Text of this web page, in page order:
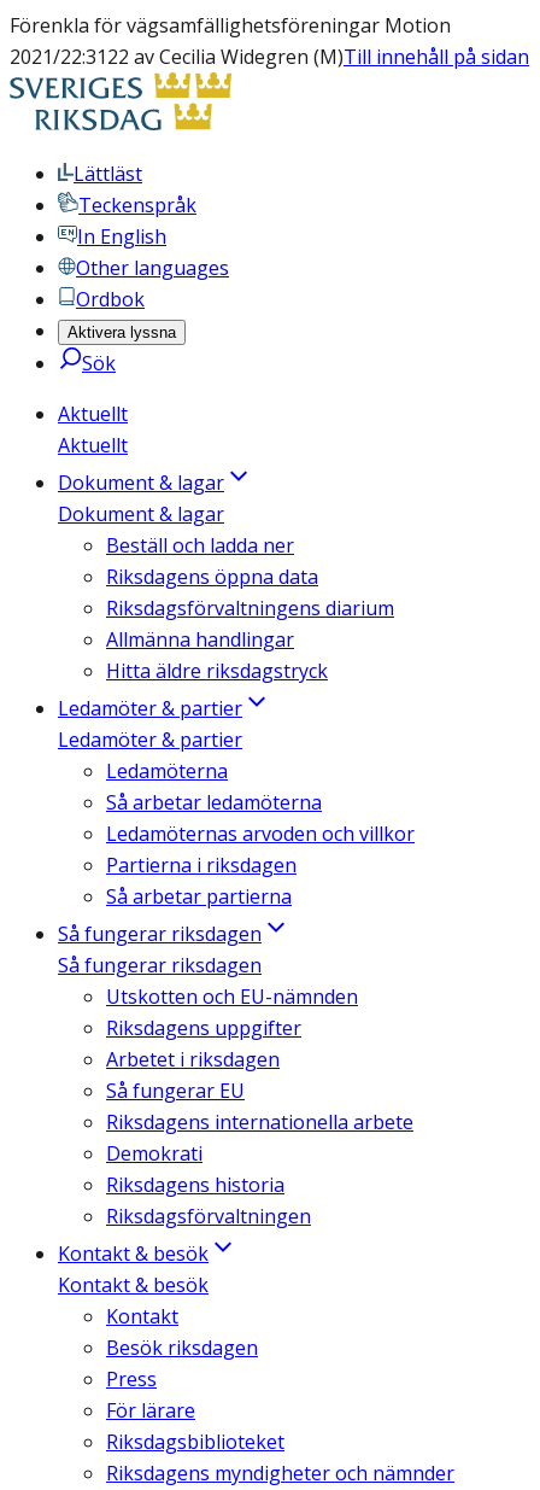
Förenkla för vägsamfällighetsföreningar Motion
2021/22:3122 av Cecilia Widegren (M)Till innehåll på sidan
Lättläst
Teckenspråk
In English
Other languages
Ordbok
Aktivera lyssna
Sök
Aktuellt
Aktuellt
Dokument & lagar
Dokument & lagar
Beställ och ladda ner
Riksdagens öppna data
Riksdagsförvaltningens diarium
Allmänna handlingar
Hitta äldre riksdagstryck
Ledamöter & partier
Ledamöter & partier
Ledamöterna
Så arbetar ledamöterna
Ledamöternas arvoden och villkor
Partierna i riksdagen
Så arbetar partierna
Så fungerar riksdagen
Så fungerar riksdagen
Utskotten och EU-nämnden
Riksdagens uppgifter
Arbetet i riksdagen
Så fungerar EU
Riksdagens internationella arbete
Demokrati
Riksdagens historia
Riksdagsförvaltningen
Kontakt & besök
Kontakt & besök
Kontakt
Besök riksdagen
Press
För lärare
Riksdagsbiblioteket
Riksdagens myndigheter och nämnder